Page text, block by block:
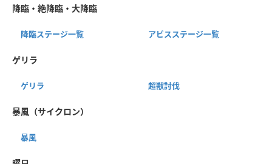
降臨・絶降臨・大降臨
降臨ステージ一覧 アビスステージ一覧
ゲリラ
ゲリラ 超獣討伐
暴風（サイクロン）
暴風